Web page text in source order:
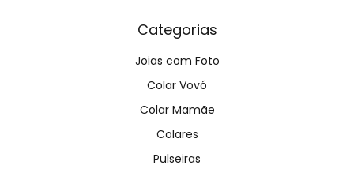
Categorias
Joias com Foto
Colar Vovó
Colar Mamãe
Colares
Pulseiras